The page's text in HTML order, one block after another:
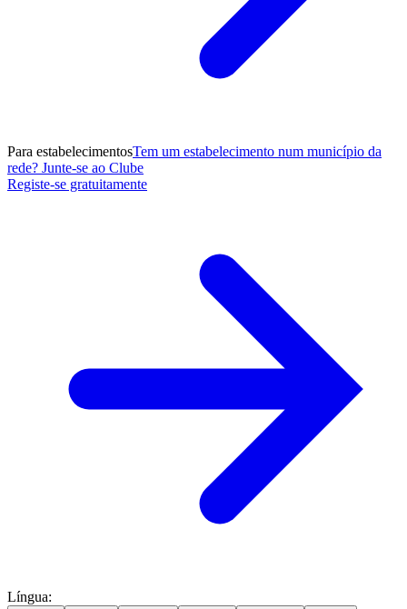
Para estabelecimentosTem um estabelecimento num município da
rede? Junte-se ao Clube
Registe-se gratuitamente
Língua: